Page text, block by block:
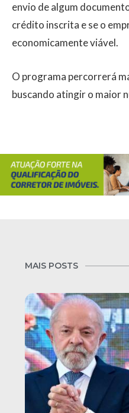
envio de algum
crédito inscrita e se o
economicamente viável.
O programa percorrerá
buscando atingir o maior
MAIS POSTS